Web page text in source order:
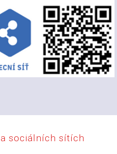
sociálních sítích